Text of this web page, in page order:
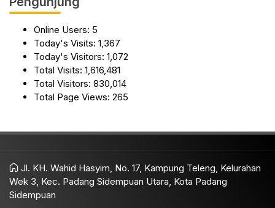
Online Users: 5
Today's Visits: 1,367
Today's Visitors: 1,072
Total Visits: 1,616,481
Total Visitors: 830,014
Total Page Views: 265
Jl. KH. Wahid Hasyim, No. 17, Kampung Teleng, Kelurahan
Wek 3, Kec. Padang Sidempuan Utara, Kota Padang
Sidempuan